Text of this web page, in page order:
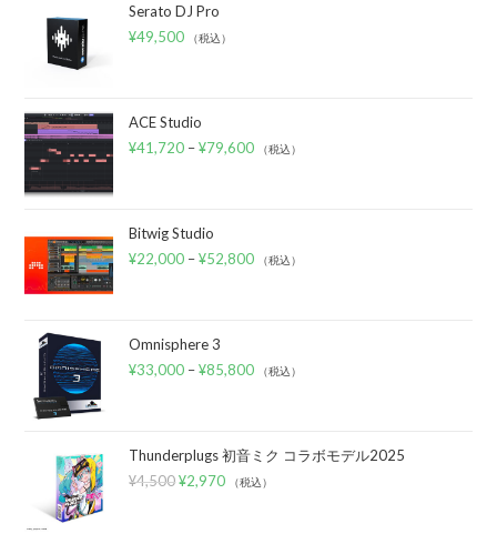
Serato DJ Pro
¥49,500 （税込）
ACE Studio
¥41,720 –¥79,600 （税込）
Bitwig Studio
¥22,000 –¥52,800 （税込）
Omnisphere 3
¥33,000 –¥85,800 （税込）
Thunderplugs 初音ミク コラボモデル2025
¥4,500 ¥2,970 （税込）